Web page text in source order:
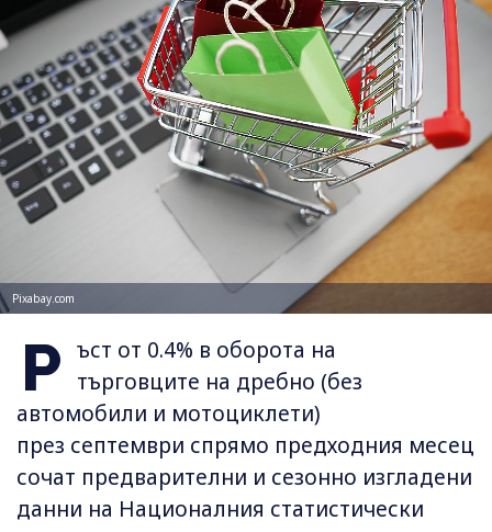
Pixabay.com
Р ъст от 0.4% в оборота на
търговците на дребно (без
автомобили и мотоциклети)
през септември спрямо предходния месец
сочат предварителни и сезонно изгладени
данни на Националния статистически